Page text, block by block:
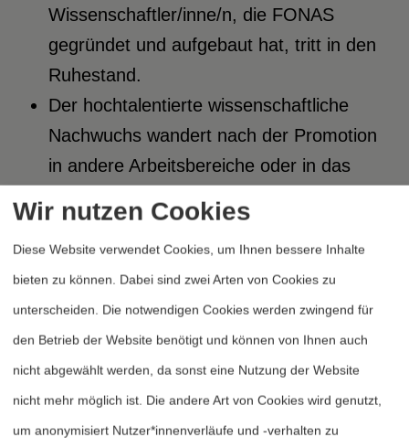
Wissenschaftler/inne/n, die FONAS
gegründet und aufgebaut hat, tritt in den
Ruhestand.
Der hochtalentierte wissenschaftliche
Nachwuchs wandert nach der Promotion
in andere Arbeitsbereiche oder in das
mangelnde stabile
Beschäftigungsperspektiven.
Die schwache institutionelle Absicherung
an den Universitäten in Kombination mit
der Diskrepanz zwischen dem
interdisziplinären, problemorientierten
Anforderungsprofil der Forschungspraxis
naturwissenschaftlicher
Wir nutzen Cookies
Diese Website verwendet Cookies, um Ihnen bessere Inhalte
bieten zu können. Dabei sind zwei Arten von Cookies zu
unterscheiden. Die notwendigen Cookies werden zwingend für
den Betrieb der Website benötigt und können von Ihnen auch
nicht abgewählt werden, da sonst eine Nutzung der Website
nicht mehr möglich ist. Die andere Art von Cookies wird genutzt,
um anonymisiert Nutzer*innenverläufe und -verhalten zu